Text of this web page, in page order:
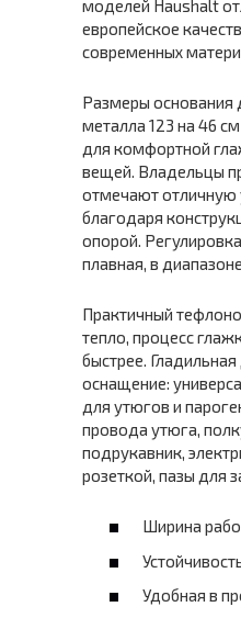
моделей Haushalt
европейское
современных
Размеры основания
металла 123 на 46
для комфортной
вещей. Владельцы
отмечают отличную
благодаря
опорой.
плавная, в
Практичный
тепло, процесс
быстрее.
оснащение:
для утюгов и
провода утюга,
подрукавник,
розеткой, пазы для
Ширина
Удобная в